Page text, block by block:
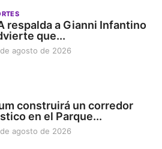
respalda a Gianni Infantino
que...
agosto de 2026
construirá un corredor
en el Parque...
agosto de 2026